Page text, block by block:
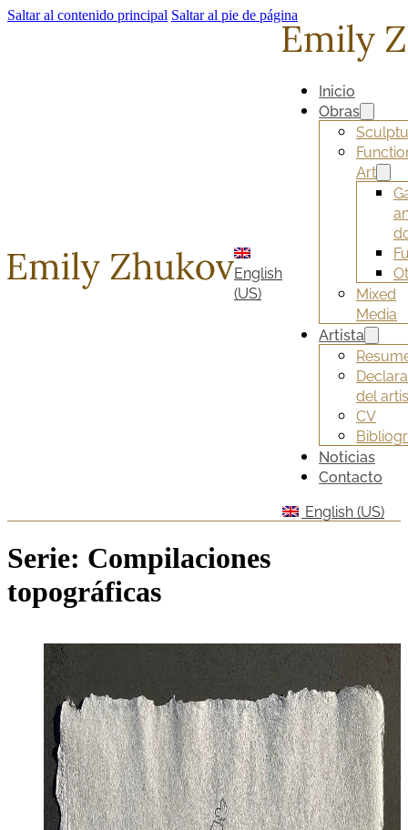
Saltar al contenido principal Saltar al pie de página
English
(US)
Inicio
Obras
Art
Mixed
Media
Artista
del
CV
Noticias
Contacto
English (US)
Serie: Compilaciones
topográficas